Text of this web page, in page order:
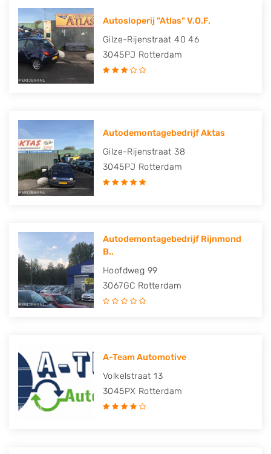
Autosloperij "Atlas" V.O.F.
Gilze-Rijenstraat 40 46
3045PJ Rotterdam
Autodemontagebedrijf Aktas
Gilze-Rijenstraat 38
3045PJ Rotterdam
Autodemontagebedrijf Rijnmond
B..
Hoofdweg 99
3067GC Rotterdam
A-Team Automotive
Volkelstraat 13
3045PX Rotterdam